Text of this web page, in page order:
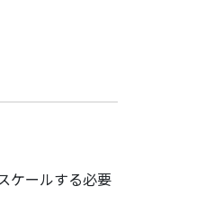
ケールする必要